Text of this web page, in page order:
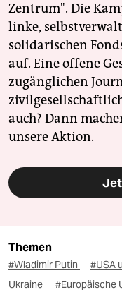
Zentrum". Die
linke,
solidarischen
auf. Eine offene
zugänglichen
auch? Dann
unsere Aktion.
Themen
#Wladimir Putin #USA
Ukraine
#Europäische